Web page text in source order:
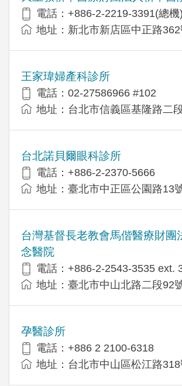
電話：+886-2-2219-3391(總機)
地址：新北市新店區中正路362
王家瑋婦產科診所
電話：02-27586966 #102
地址：台北市信義區基隆路二
台北諾貝爾眼科診所
電話：+886-2-2370-5666
地址：臺北市中正區公園路13
台灣基督長老教會馬偕醫療財團
念醫院
電話：+886-2-2543-3535 ext.
地址：臺北市中山北路二段92
孕醫診所
電話：+886 2 2100-6318
地址：台北市中山區松江路